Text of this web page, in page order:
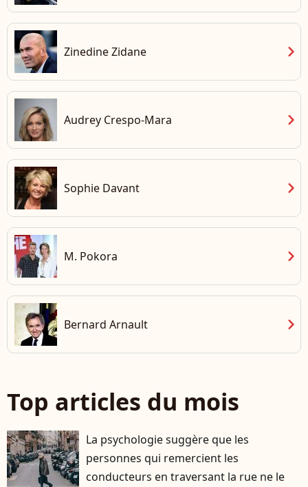
Zinedine Zidane chevron_right
Audrey Crespo-Mara chevron_right
Sophie Davant chevron_right
M. Pokora chevron_right
Bernard Arnault chevron_right
Top articles du mois
La psychologie suggère que les
personnes qui remercient les
conducteurs en traversant la rue ne le